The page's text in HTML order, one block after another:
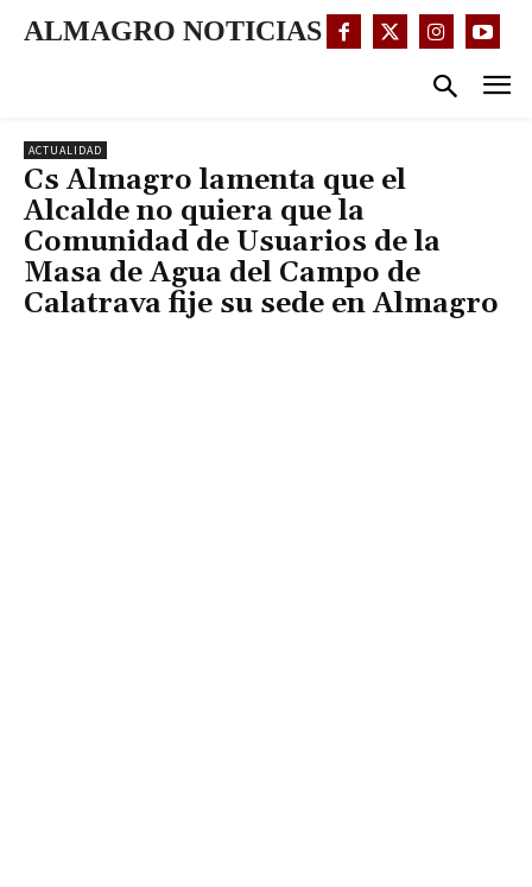
ALMAGRO NOTICIAS
ACTUALIDAD
Cs Almagro lamenta que el
Alcalde no quiera que la
Comunidad de Usuarios de la
Masa de Agua del Campo de
Calatrava fije su sede en Almagro